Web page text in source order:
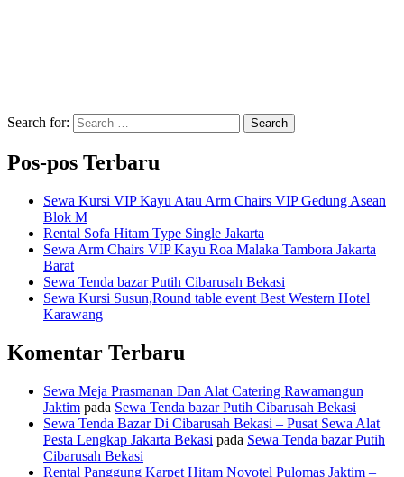
Search for: Search
Pos-pos Terbaru
Sewa Kursi VIP Kayu Atau Arm Chairs VIP Gedung Asean
Blok M
Rental Sofa Hitam Type Single Jakarta
Sewa Arm Chairs VIP Kayu Roa Malaka Tambora Jakarta
Barat
Sewa Tenda bazar Putih Cibarusah Bekasi
Sewa Kursi Susun,Round table event Best Western Hotel
Karawang
Komentar Terbaru
Sewa Meja Prasmanan Dan Alat Catering Rawamangun
Jaktim pada Sewa Tenda bazar Putih Cibarusah Bekasi
Sewa Tenda Bazar Di Cibarusah Bekasi – Pusat Sewa Alat
Pesta Lengkap Jakarta Bekasi pada Sewa Tenda bazar Putih
Cibarusah Bekasi
Rental Panggung Karpet Hitam Novotel Pulomas Jaktim –